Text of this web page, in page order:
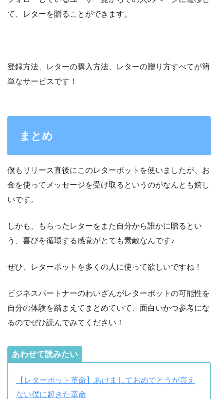
て、レターを贈ることができます。
登録方法、レターの購入方法、レターの贈り方すべてが簡
単なサービスです！
まとめ
僕もリリース直後にこのレターポットを使いましたが、お
金を使ってメッセージを受け取るというのがなんとも嬉し
いです。
しかも、もらったレターをまた自分から誰かに贈るとい
う、喜びを循環する感覚がとても素敵なんです♪
ぜひ、レターポットを多くの人に使って欲しいですね！
ビジネスパートナーのわいざんがレターポットの可能性を
自分の体験を踏まえてまとめていて、面白いかつ参考にな
るのでぜひ読んでみてください！
あわせて読みたい
【レターポット革命】あけましておめでとうが言え
ない僕に起きた革命